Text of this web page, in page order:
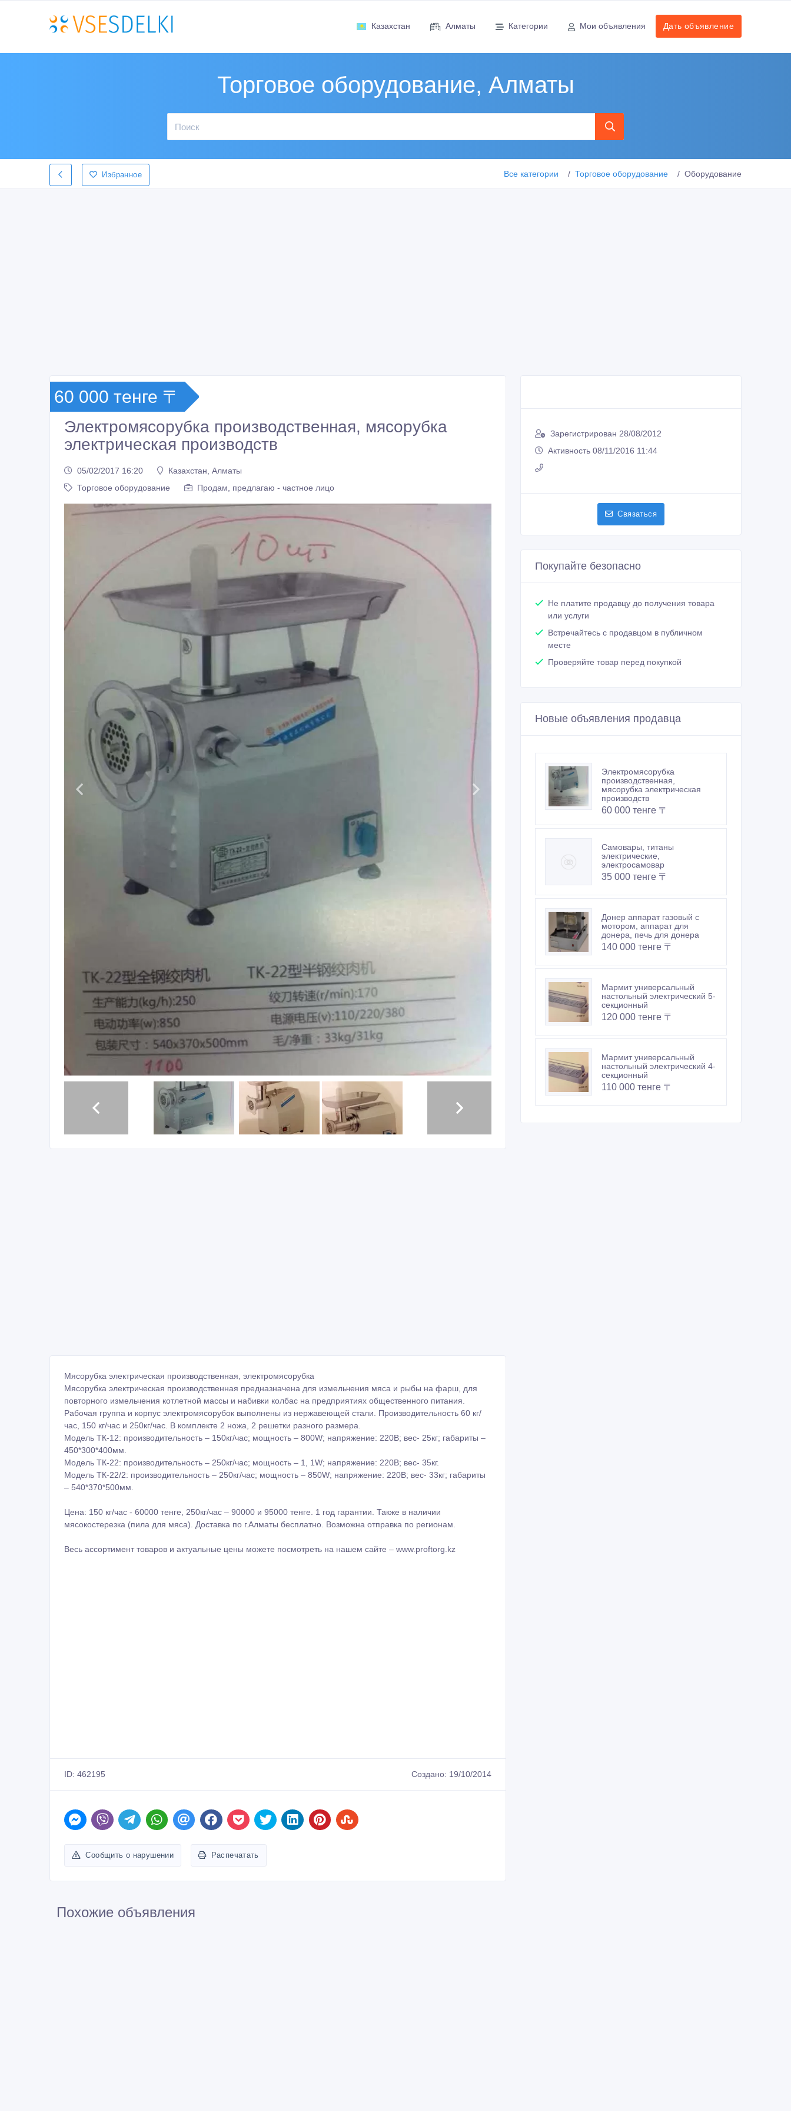
Казахстан Алматы Категории Мои объявления Дать объявление
Торговое оборудование, Алматы
Избранное Все категории Торговое оборудование Оборудование
60 000 тенге 〒
Электромясорубка производственная, мясорубка
электрическая производств
05/02/2017 16:20
Казахстан, Алматы
Торговое оборудование
Продам, предлагаю - частное лицо
Мясорубка электрическая производственная, электромясорубка
Мясорубка электрическая производственная предназначена для измельчения мяса и рыбы на фарш, для
повторного измельчения котлетной массы и набивки колбас на предприятиях общественного питания.
Рабочая группа и корпус электромясорубок выполнены из нержавеющей стали. Производительность 60 кг/
час, 150 кг/час и 250кг/час. В комплекте 2 ножа, 2 решетки разного размера.
Модель ТК-12: производительность – 150кг/час; мощность – 800W; напряжение: 220В; вес- 25кг; габариты –
450*300*400мм.
Модель ТК-22: производительность – 250кг/час; мощность – 1, 1W; напряжение: 220В; вес- 35кг.
Модель ТК-22/2: производительность – 250кг/час; мощность – 850W; напряжение: 220В; вес- 33кг; габариты
– 540*370*500мм.
Цена: 150 кг/час - 60000 тенге, 250кг/час – 90000 и 95000 тенге. 1 год гарантии. Также в наличии
мясокостерезка (пила для мяса). Доставка по г.Алматы бесплатно. Возможна отправка по регионам.
Весь ассортимент товаров и актуальные цены можете посмотреть на нашем сайте – www.proftorg.kz
ID: 462195 Создано: 19/10/2014
Сообщить о нарушении Распечатать
Зарегистрирован 28/08/2012
Активность 08/11/2016 11:44
Связаться
Покупайте безопасно
Не платите продавцу до получения товара
или услуги
Встречайтесь с продавцом в публичном
месте
Проверяйте товар перед покупкой
Новые объявления продавца
Электромясорубка
производственная,
мясорубка электрическая
производств
60 000 тенге 〒
Самовары, титаны
электрические,
электросамовар
35 000 тенге 〒
Донер аппарат газовый с
мотором, аппарат для
донера, печь для донера
140 000 тенге 〒
Мармит универсальный
настольный электрический 5-
секционный
120 000 тенге 〒
Мармит универсальный
настольный электрический 4-
секционный
110 000 тенге 〒
Похожие объявления